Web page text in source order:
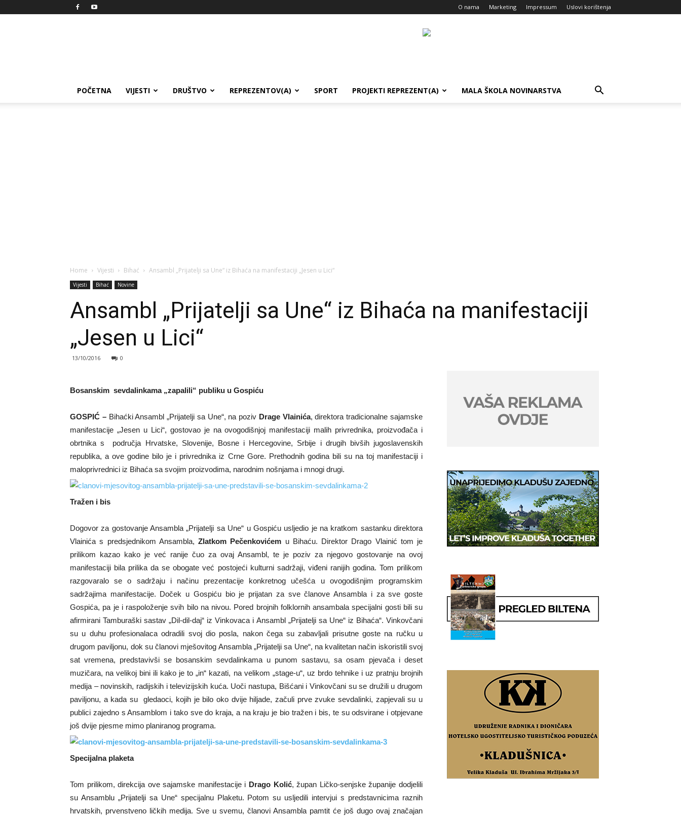
O nama Marketing Impressum Uslovi korištenja
POČETNA VIJESTI DRUŠTVO REPREZENTOV(A) SPORT PROJEKTI REPREZENT(A) MALA ŠKOLA NOVINARSTVA
Home Vijesti Bihać Ansambl „Prijatelji sa Une“ iz Bihaća na manifestaciji „Jesen u Lici“
Vijesti Bihać Novine
Ansambl „Prijatelji sa Une“ iz Bihaća na manifestaciji
„Jesen u Lici“
13/10/2016 0
Bosanskim sevdalinkama „zapalili“ publiku u Gospiću
GOSPIĆ –Bihaćki Ansambl „Prijatelji sa Une“, na poziv Drage Vlainića, direktora tradicionalne sajamske
manifestacije „Jesen u Lici“, gostovao je na ovogodišnjoj manifestaciji malih privrednika, proizvođača i
obrtnika s područja Hrvatske, Slovenije, Bosne i Hercegovine, Srbije i drugih bivših jugoslavenskih
republika, a ove godine bilo je i privrednika iz Crne Gore. Prethodnih godina bili su na toj manifestaciji i
maloprivrednici iz Bihaća sa svojim proizvodima, narodnim nošnjama i mnogi drugi.
Tražen i bis
Dogovor za gostovanje Ansambla „Prijatelji sa Une“ u Gospiću usljedio je na kratkom sastanku direktora
Vlainića s predsjednikom Ansambla, Zlatkom Pečenkovićem u Bihaću. Direktor Drago Vlainić tom je
prilikom kazao kako je već ranije čuo za ovaj Ansambl, te je poziv za njegovo gostovanje na ovoj
manifestaciji bila prilika da se obogate već postojeći kulturni sadržaji, viđeni ranijih godina. Tom prilikom
razgovaralo se o sadržaju i načinu prezentacije konkretnog učešća u ovogodišnjim programskim
sadržajima manifestacije. Doček u Gospiću bio je prijatan za sve članove Ansambla i za sve goste
Gospića, pa je i raspoloženje svih bilo na nivou. Pored brojnih folklornih ansambala specijalni gosti bili su
afirmirani Tamburaški sastav „Dil-dil-daj“ iz Vinkovaca i Ansambl „Prijatelji sa Une“ iz Bihaća“. Vinkovčani
su u duhu profesionalaca odradili svoj dio posla, nakon čega su zabavljali prisutne goste na ručku u
drugom paviljonu, dok su članovi mješovitog Ansambla „Prijatelji sa Une“, na kvalitetan način iskoristili svoj
sat vremena, predstavivši se bosanskim sevdalinkama u punom sastavu, sa osam pjevača i deset
muzičara, na velikoj bini ili kako je to „in“ kazati, na velikom „stage-u“, uz brdo tehnike i uz pratnju brojnih
medija – novinskih, radijskih i televizijskih kuća. Uoči nastupa, Bišćani i Vinkovčani su se družili u drugom
paviljonu, a kada su gledaoci, kojih je bilo oko dvije hiljade, začuli prve zvuke sevdalinki, zapjevali su u
publici zajedno s Ansamblom i tako sve do kraja, a na kraju je bio tražen i bis, te su odsvirane i otpjevane
još dvije pjesme mimo planiranog programa.
Specijalna plaketa
Tom prilikom, direkcija ove sajamske manifestacije i Drago Kolić, župan Ličko-senjske županije dodjelili
su Ansamblu „Prijatelji sa Une“ specijalnu Plaketu. Potom su usljedili intervjui s predstavnicima raznih
hrvatskih, prvenstveno ličkih medija. Sve u svemu, članovi Ansambla pamtit će još dugo ovaj značajan